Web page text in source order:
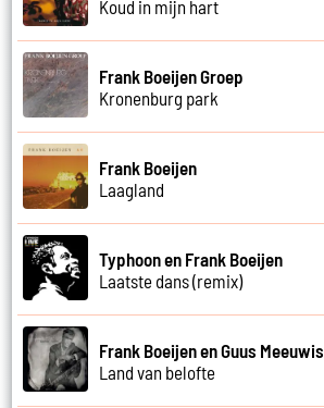
Koud in mijn hart
Frank Boeijen Groep
Kronenburg park
Frank Boeijen
Laagland
Typhoon en Frank Boeijen
Laatste dans (remix)
Frank Boeijen en Guus Meeuwis
Land van belofte